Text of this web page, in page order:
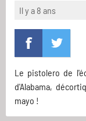
Il y a 8 ans
Le pistolero de
d'Alabama,
mayo !